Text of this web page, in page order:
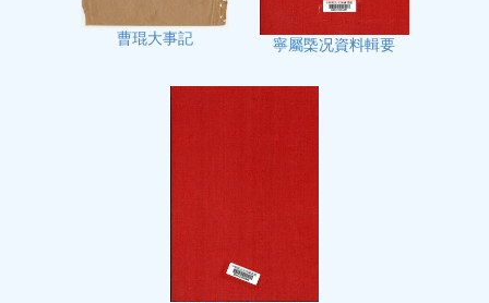
曹琨大事記 寧屬㮣况資料輯要